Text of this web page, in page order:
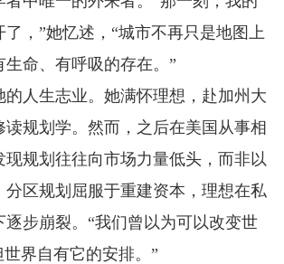
，”她忆述，“城市不再只是地图上
生命、有呼吸的存在。”
的人生志业。她满怀理想，赴加州大
读规划学。然而，之后在美国从事相
现规划往往向市场力量低头，而非以
分区规划屈服于重建资本，理想在私
逐步崩裂。“我们曾以为可以改变世
界自有它的安排。”